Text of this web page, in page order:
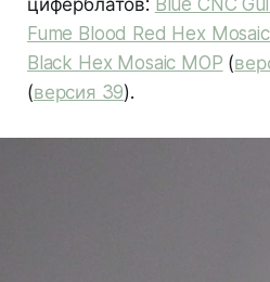
циферблатов: Blue CNC
Fume Blood Red Hex
Black Hex Mosaic MOP (
(версия 39).